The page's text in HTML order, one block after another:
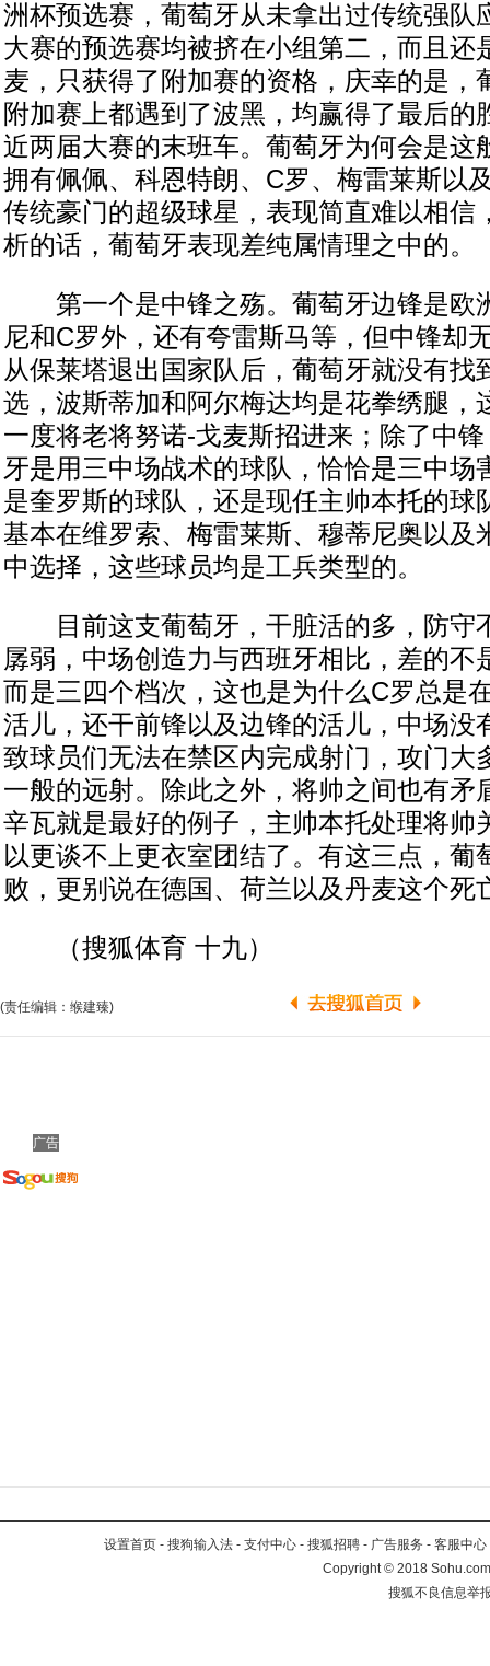
洲杯预选赛，葡萄牙从未拿出过传统强队
大赛的预选赛均被挤在小组第二，而且还
麦，只获得了附加赛的资格，庆幸的是，
附加赛上都遇到了波黑，均赢得了最后的
近两届大赛的末班车。葡萄牙为何会是这
拥有佩佩、科恩特朗、C罗、梅雷莱斯以
传统豪门的超级球星，表现简直难以相信
析的话，葡萄牙表现差纯属情理之中的。
第一个是中锋之殇。葡萄牙边锋是欧
尼和C罗外，还有夸雷斯马等，但中锋却
从保莱塔退出国家队后，葡萄牙就没有找
选，波斯蒂加和阿尔梅达均是花拳绣腿，
一度将老将努诺-戈麦斯招进来；除了中
牙是用三中场战术的球队，恰恰是三中场
是奎罗斯的球队，还是现任主帅本托的球
基本在维罗索、梅雷莱斯、穆蒂尼奥以及
中选择，这些球员均是工兵类型的。
目前这支葡萄牙，干脏活的多，防守
孱弱，中场创造力与西班牙相比，差的不
而是三四个档次，这也是为什么C罗总是
活儿，还干前锋以及边锋的活儿，中场没
致球员们无法在禁区内完成射门，攻门大
一般的远射。除此之外，将帅之间也有矛
辛瓦就是最好的例子，主帅本托处理将帅
以更谈不上更衣室团结了。有这三点，葡
败，更别说在德国、荷兰以及丹麦这个死
（搜狐体育 十九）
(责任编辑：缑建臻)
广告
设置首页 - 搜狗输入法 - 支付中心 - 搜狐招聘 - 广告服务 - 客服中心
Copyright©2018
搜狐不良信息举